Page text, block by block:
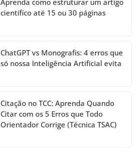
científico até 15 ou 30 páginas
ChatGPT vs Monografis: 4 erros que
só nossa Inteligência Artificial evita
Citação no TCC: Aprenda Quando
Citar com os 5 Erros que Todo
Orientador Corrige (Técnica TSAC)